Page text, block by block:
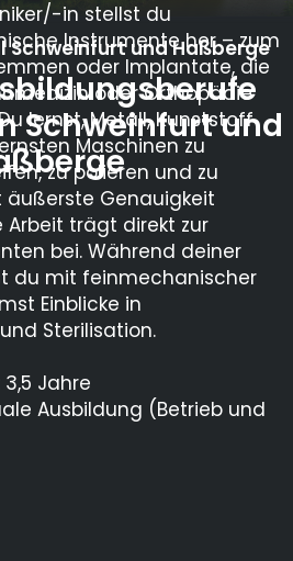
und Haßberge
Schweinfurt und
in stellst du
Instrumente her – zum
oder Implantate, die
oder Orthopädie
lernst, Metall, Kunststoff
Maschinen zu
zu polieren und zu
äußerste Genauigkeit
trägt direkt zur
bei. Während deiner
du mit feinmechanischer
Einblicke in
Sterilisation.
3,5 Jahre
Ausbildung (Betrieb und